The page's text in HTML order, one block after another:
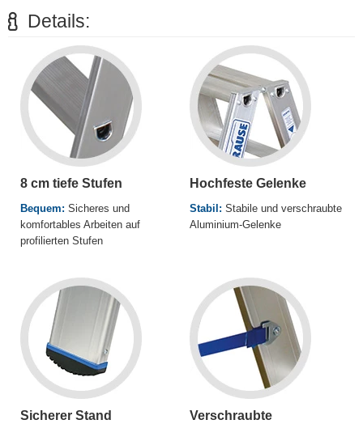
Details:
8 cm tiefe Stufen
Bequem: Sicheres und
komfortables Arbeiten auf
profilierten Stufen
Hochfeste Gelenke
Stabil: Stabile und verschraubte
Aluminium-Gelenke
Sicherer Stand
Verschraubte